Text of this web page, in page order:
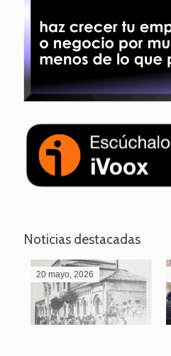
Noticias destacadas
20 mayo, 2026